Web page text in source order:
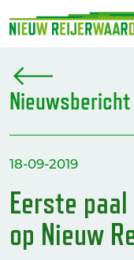
Nieuwsbericht
18-09-2019
Eerste
op Nieuw